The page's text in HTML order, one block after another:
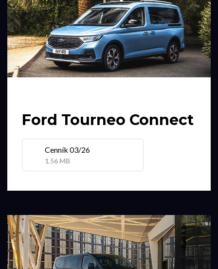
Ford Tourneo Connect
Cenník 03/26
1.56 MB